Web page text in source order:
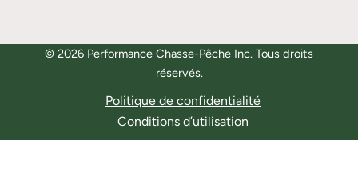
© 2026 Performance Chasse-Pêche Inc. Tous droits
réservés.
Politique de confidentialité
Conditions d’utilisation